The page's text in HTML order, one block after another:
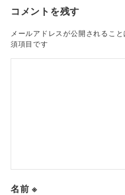
コメントを残す
メールアドレスが公開されること
須項目です
名前※